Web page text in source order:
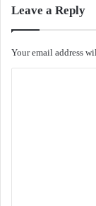
Leave a Reply
Your email address